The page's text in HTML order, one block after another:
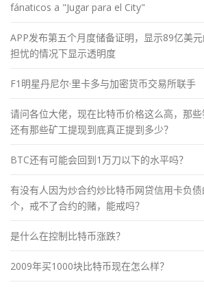
fánaticos a "Jugar para el City"
APP发布第五个月度储备证明，显示89亿美
担忧的情况下显示透明度
F1明星丹尼尔·里卡多与加密货币交易所联手
请问各位大佬，现在比特币价格这么高，那些
还有那些矿工提现到底真正提到多少？
BTC还有可能会回到1万刀以下的水平吗？
有没有人因为炒合约炒比特币网贷信用卡负
个，戒不了合约的赌，能戒吗？
是什么在控制比特币涨跌？
2009年买1000块比特币现在怎么样？